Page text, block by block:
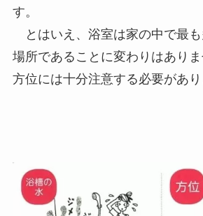
す。
とはいえ、浴室は家の中で最も
場所であることに変わりはありま
方位には十分注意する必要があり